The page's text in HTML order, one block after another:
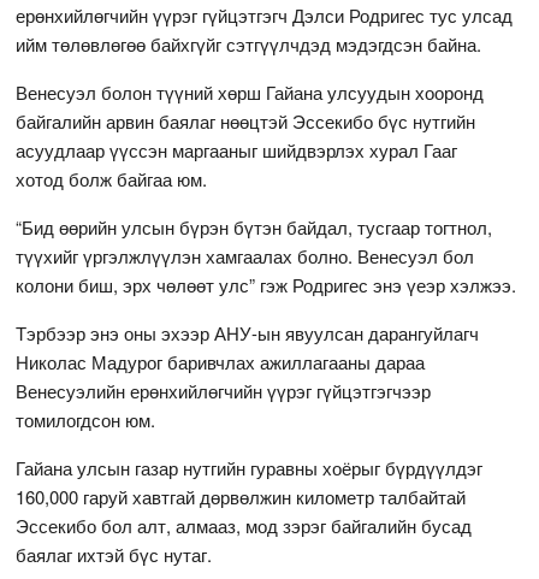
ерөнхийлөгчийн үүрэг гүйцэтгэгч Дэлси Родригес тус улсад
ийм төлөвлөгөө байхгүйг сэтгүүлчдэд мэдэгдсэн байна.
Венесуэл болон түүний хөрш Гайана улсуудын хооронд
байгалийн арвин баялаг нөөцтэй Эссекибо бүс нутгийн
асуудлаар үүссэн маргааныг шийдвэрлэх хурал Гааг
хотод болж байгаа юм.
“Бид өөрийн улсын бүрэн бүтэн байдал, тусгаар тогтнол,
түүхийг үргэлжлүүлэн хамгаалах болно. Венесуэл бол
колони биш, эрх чөлөөт улс” гэж Родригес энэ үеэр хэлжээ.
Тэрбээр энэ оны эхээр АНУ-ын явуулсан дарангуйлагч
Николас Мадурог баривчлах ажиллагааны дараа
Венесуэлийн ерөнхийлөгчийн үүрэг гүйцэтгэгчээр
томилогдсон юм.
Гайана улсын газар нутгийн гуравны хоёрыг бүрдүүлдэг
160,000 гаруй хавтгай дөрвөлжин километр талбайтай
Эссекибо бол алт, алмааз, мод зэрэг байгалийн бусад
баялаг ихтэй бүс нутаг.